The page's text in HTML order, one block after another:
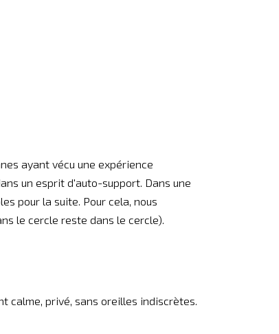
ayant vécu une expérience
un esprit d'auto-support. Dans une
pour la suite. Pour cela, nous
le cercle reste dans le cercle).
calme, privé, sans oreilles indiscrètes.